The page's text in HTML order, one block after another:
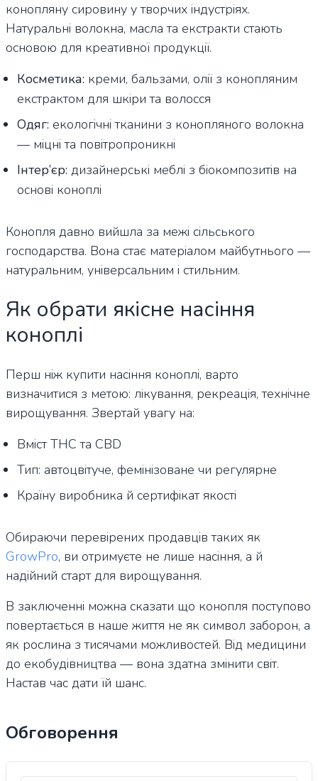
конопляну сировину у творчих індустріях.
Натуральні волокна, масла та екстракти стають
основою для креативної продукції.
Косметика: креми, бальзами, олії з конопляним
екстрактом для шкіри та волосся
Одяг: екологічні тканини з конопляного волокна
— міцні та повітропроникні
Інтер’єр: дизайнерські меблі з біокомпозитів на
основі коноплі
Конопля давно вийшла за межі сільського
господарства. Вона стає матеріалом майбутнього —
натуральним, універсальним і стильним.
Як обрати якісне насіння
коноплі
Перш ніж купити насіння коноплі, варто
визначитися з метою: лікування, рекреація, технічне
вирощування. Звертай увагу на:
Вміст THC та CBD
Тип: автоцвітуче, фемінізоване чи регулярне
Країну виробника й сертифікат якості
Обираючи перевірених продавців таких як
GrowPro, ви отримуєте не лише насіння, а й
надійний старт для вирощування.
В заключенні можна сказати що конопля поступово
повертається в наше життя не як символ заборон, а
як рослина з тисячами можливостей. Від медицини
до екобудівництва — вона здатна змінити світ.
Настав час дати їй шанс.
Обговорення